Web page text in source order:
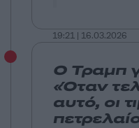
19:21 | 16.03.2026
Ο Τραμπ
«Όταν
αυτό, οι